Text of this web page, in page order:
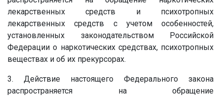
лекарственных средств и психотропных
лекарственных средств с учетом особенностей,
установленных законодательством Российской
Федерации о наркотических средствах, психотропных
веществах и об их прекурсорах.
3. Действие настоящего Федерального закона
распространяется на обращение